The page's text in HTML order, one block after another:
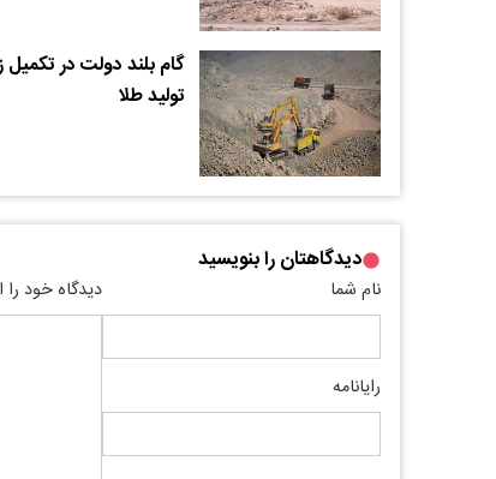
گام بلند دولت در تکمیل
تولید طلا
دیدگاهتان را بنویسید
نام شما
رایانامه
دیدگاه خود را